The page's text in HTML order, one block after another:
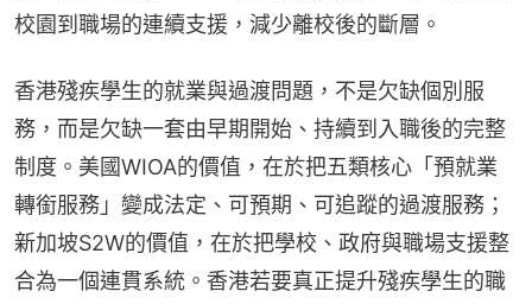
校園到職場的連續支援，減少離校後的斷層。
香港殘疾學生的就業與過渡問題，不是欠缺個別服
務，而是欠缺一套由早期開始、持續到入職後的完整
制度。美國WIOA的價值，在於把五類核心「預就業
轉銜服務」變成法定、可預期、可追蹤的過渡服務；
新加坡S2W的價值，在於把學校、政府與職場支援整
合為一個連貫系統。香港若要真正提升殘疾學生的職